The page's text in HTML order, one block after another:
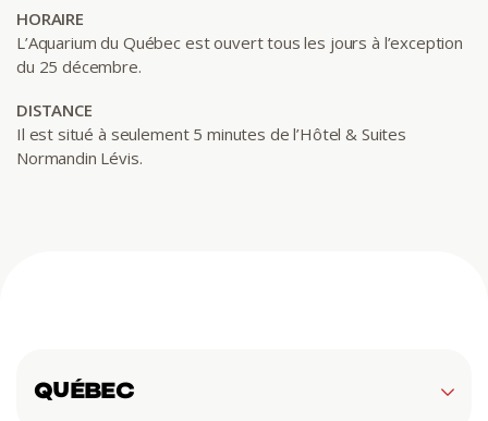
HORAIRE
L’Aquarium du Québec est ouvert tous les jours à l’exception
du 25 décembre.
DISTANCE
Il est situé à seulement 5 minutes de l’Hôtel & Suites
Normandin Lévis.
QUÉBEC